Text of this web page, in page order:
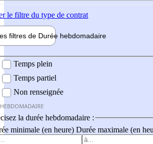
le filtre du type de contrat
filtres de Durée hebdomadaire
Temps plein
Temps partiel
Non renseignée
la durée hebdomadaire :
minimale (en heure) Durée maximale (en